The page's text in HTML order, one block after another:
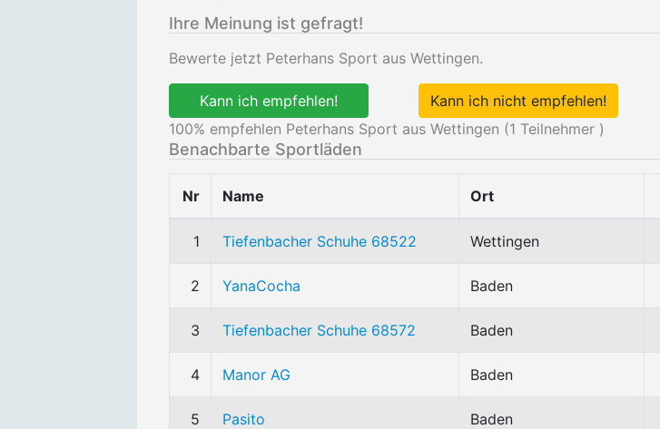
Ihre Meinung ist gefragt!
Bewerte jetzt Peterhans Sport aus Wettingen.
Kann ich empfehlen!
Kann ich nicht empfehlen!
100% empfehlen Peterhans Sport aus Wettingen (1 Teilnehmer )
Benachbarte Sportläden
Nr Name Ort
1 Tiefenbacher Schuhe 68522 Wettingen
2 YanaCocha Baden
3 Tiefenbacher Schuhe 68572 Baden
4 Manor AG Baden
5 Pasito Baden